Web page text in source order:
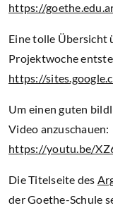
https://
Eine tolle Übersicht
Projektwoche
https://
Um einen guten
Video anzuschauen:
https://youtu.be/
Die Titelseite des
der Goethe-Schule